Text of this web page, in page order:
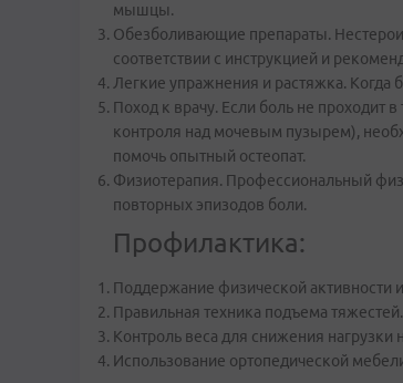
мышцы.
Обезболивающие препараты.
соответствии с инструкцией и
Легкие упражнения и растяжка. Когда
Поход к врачу. Если боль не проходит
контроля над мочевым пузырем),
помочь опытный остеопат.
Физиотерапия. Профессиональный
повторных эпизодов боли.
Профилактика:
Поддержание физической
Правильная техника подъема тяжестей.
Контроль веса для снижения нагрузки
Использование ортопедической